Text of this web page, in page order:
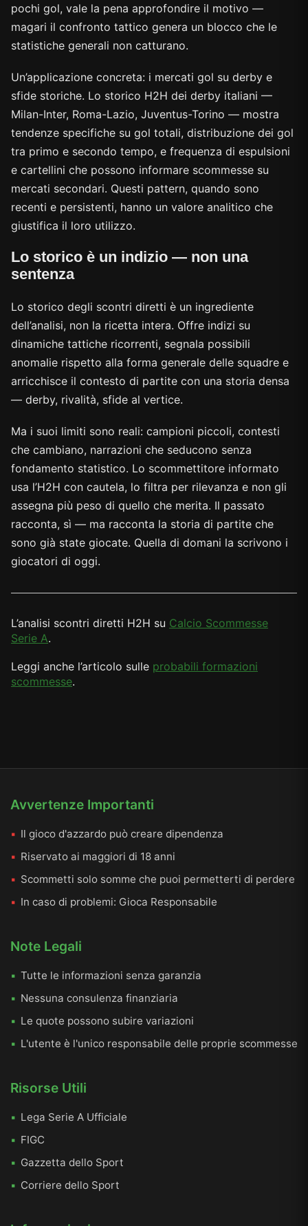
pochi gol, vale la pena approfondire il motivo —
magari il confronto tattico genera un blocco che le
statistiche generali non catturano.
Un’applicazione concreta: i mercati gol su derby e
sfide storiche. Lo storico H2H dei derby italiani —
Milan-Inter, Roma-Lazio, Juventus-Torino — mostra
tendenze specifiche su gol totali, distribuzione dei gol
tra primo e secondo tempo, e frequenza di espulsioni
e cartellini che possono informare scommesse su
mercati secondari. Questi pattern, quando sono
recenti e persistenti, hanno un valore analitico che
giustifica il loro utilizzo.
Lo storico è un indizio — non una
sentenza
Lo storico degli scontri diretti è un ingrediente
dell’analisi, non la ricetta intera. Offre indizi su
dinamiche tattiche ricorrenti, segnala possibili
anomalie rispetto alla forma generale delle squadre e
arricchisce il contesto di partite con una storia densa
— derby, rivalità, sfide al vertice.
Ma i suoi limiti sono reali: campioni piccoli, contesti
che cambiano, narrazioni che seducono senza
fondamento statistico. Lo scommettitore informato
usa l’H2H con cautela, lo filtra per rilevanza e non gli
assegna più peso di quello che merita. Il passato
racconta, sì — ma racconta la storia di partite che
sono già state giocate. Quella di domani la scrivono i
giocatori di oggi.
L’analisi scontri diretti H2H su Calcio Scommesse
Serie A.
Leggi anche l’articolo sulle probabili formazioni
scommesse.
Avvertenze Importanti
Il gioco d'azzardo può creare dipendenza
Riservato ai maggiori di 18 anni
Scommetti solo somme che puoi permetterti di perdere
In caso di problemi: Gioca Responsabile
Note Legali
Tutte le informazioni senza garanzia
Nessuna consulenza finanziaria
Le quote possono subire variazioni
L'utente è l'unico responsabile delle proprie scommesse
Risorse Utili
Lega Serie A Ufficiale
FIGC
Gazzetta dello Sport
Corriere dello Sport